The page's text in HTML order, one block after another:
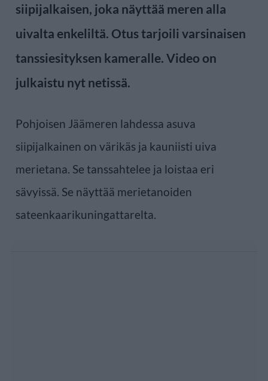
siipijalkaisen, joka näyttää meren alla
uivalta enkeliltä. Otus tarjoili varsinaisen
tanssiesityksen kameralle. Video on
julkaistu nyt netissä.
Pohjoisen Jäämeren lahdessa asuva
siipijalkainen on värikäs ja kauniisti uiva
merietana. Se tanssahtelee ja loistaa eri
sävyissä. Se näyttää merietanoiden
sateenkaarikuningattarelta.